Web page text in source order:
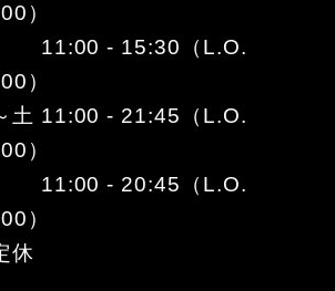
）
11:00 - 15:30（L.O.
）
土 11:00 - 21:45（L.O.
）
11:00 - 20:45（L.O.
）
休